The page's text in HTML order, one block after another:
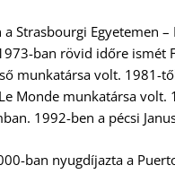
a Strasbourgi Egyetemen
ban rövid időre ismét
munkatársa volt. 1981-
Le Monde munkatársa
1992-ben a pécsi
ban nyugdíjazta a